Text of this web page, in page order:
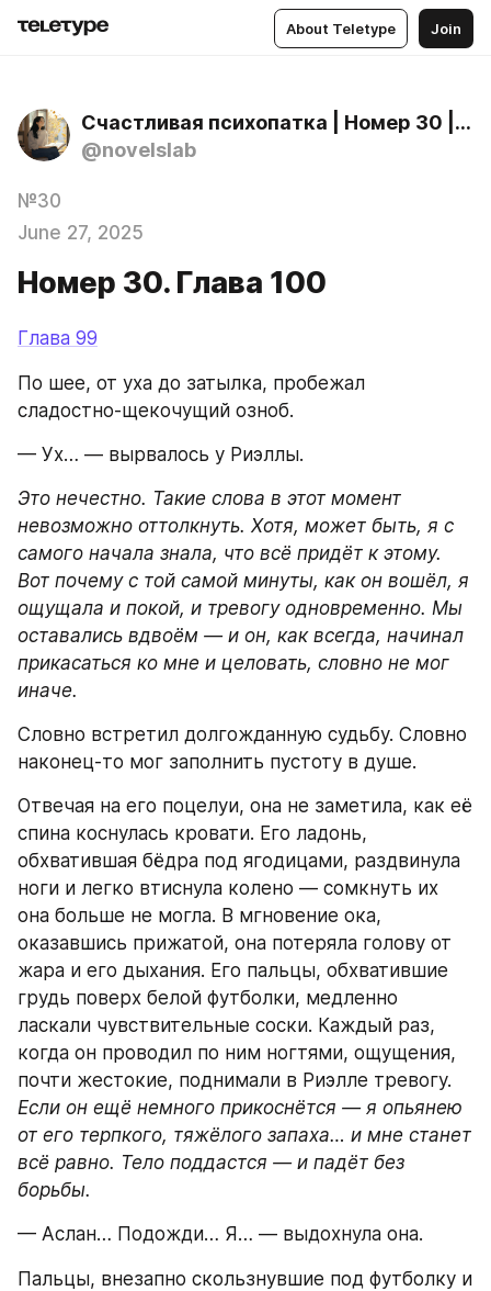
About Teletype Join
Счастливая психопатка | Номер 30 | Кто же добыча | Переводы новелл 18+
@novelslab
№30
June 27, 2025
Номер 30. Глава 100
Глава 99
По шее, от уха до затылка, пробежал
сладостно-щекочущий озноб.
— Ух… — вырвалось у Риэллы.
Это нечестно. Такие слова в этот момент
невозможно оттолкнуть. Хотя, может быть, я с
самого начала знала, что всё придёт к этому.
Вот почему с той самой минуты, как он вошёл, я
ощущала и покой, и тревогу одновременно. Мы
оставались вдвоём — и он, как всегда, начинал
прикасаться ко мне и целовать, словно не мог
иначе.
Словно встретил долгожданную судьбу. Словно
наконец-то мог заполнить пустоту в душе.
Отвечая на его поцелуи, она не заметила, как её
спина коснулась кровати. Его ладонь,
обхватившая бёдра под ягодицами, раздвинула
ноги и легко втиснула колено — сомкнуть их
она больше не могла. В мгновение ока,
оказавшись прижатой, она потеряла голову от
жара и его дыхания. Его пальцы, обхватившие
грудь поверх белой футболки, медленно
ласкали чувствительные соски. Каждый раз,
когда он проводил по ним ногтями, ощущения,
Если он ещё немного прикоснётся — я опьянею
от его терпкого, тяжёлого запаха… и мне станет
всё равно. Тело поддастся — и падёт без
борьбы.
— Аслан… Подожди… Я… — выдохнула она.
Пальцы, внезапно скользнувшие под футболку и